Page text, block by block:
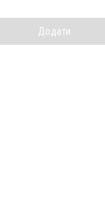
Додати